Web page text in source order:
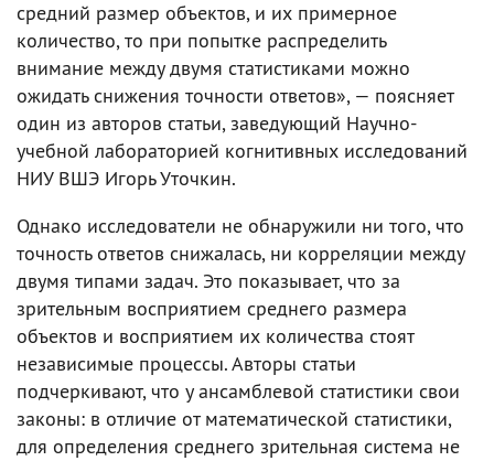
средний размер объектов, и их примерное
количество, то при попытке распределить
внимание между двумя статистиками можно
ожидать снижения точности ответов», — поясняет
один из авторов статьи, заведующий Научно-
учебной лабораторией когнитивных исследований
НИУ ВШЭ Игорь Уточкин.
Однако исследователи не обнаружили ни того, что
точность ответов снижалась, ни корреляции между
двумя типами задач. Это показывает, что за
зрительным восприятием среднего размера
объектов и восприятием их количества стоят
независимые процессы. Авторы статьи
подчеркивают, что у ансамблевой статистики свои
законы: в отличие от математической статистики,
для определения среднего зрительная система не